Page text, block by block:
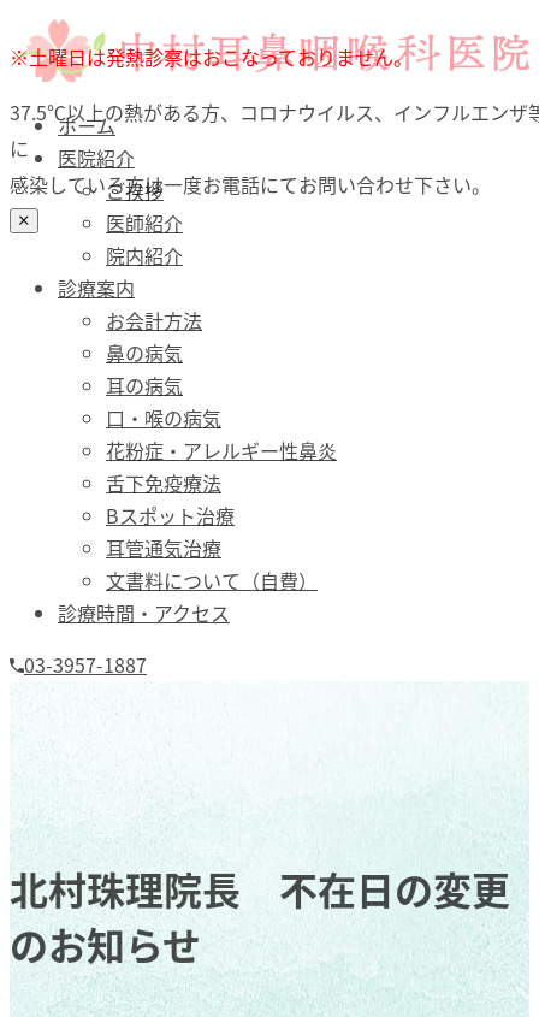
※土曜日は発熱診察はおこなっておりません。
37.5℃以上の熱がある方、コロナウイルス、インフルエンザ
に
感染している方は一度お電話にてお問い合わせ下さい。
ホーム
医院紹介
診療案内
お会計方法
鼻の病気
耳の病気
口・喉（のど）の病気
花粉症・アレルギー性鼻炎
舌下免疫療法
Bスポット治療
予防接種
文書料について（自費）
診療時間・アクセス
ホーム
医院紹介
ご挨拶
医師紹介
院内紹介
診療案内
お会計方法
鼻の病気
耳の病気
口・喉の病気
花粉症・アレルギー性鼻炎
舌下免疫療法
Bスポット治療
耳管通気治療
文書料について（自費）
診療時間・アクセス
03-3957-1887
北村珠理院長 不在日の変更
のお知らせ